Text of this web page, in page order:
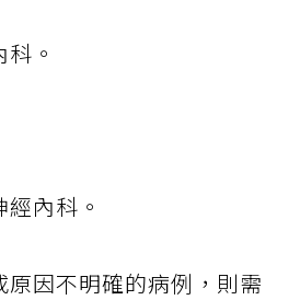
。
經內科。
因不明確的病例，則需